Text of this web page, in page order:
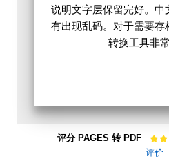
说明文字层保留完好。中
有出现乱码。对于需要存
转换工具非常
评分 PAGES 转 PDF
评价